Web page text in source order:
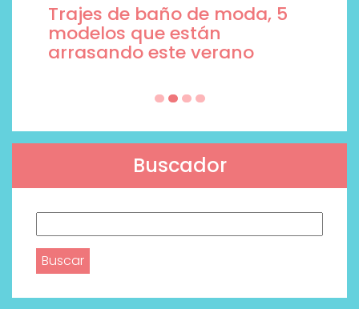
Trajes de baño de moda, 5
modelos que están
arrasando este verano
Buscador